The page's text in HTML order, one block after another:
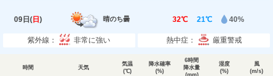
09日(日 ) 晴のち曇 32℃ 21℃ 40%
紫外線： 非常に強い 熱中症： 厳重警戒
時間 天気
気温
(℃)
降水確率
(%)
6時間
降水量
(mm)
湿度
(%)
風
(m/s)